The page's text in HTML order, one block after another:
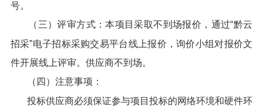
号。
（三）评审方式：本项目采取不到场报价，通过“黔云
招采”电子招标采购交易平台线上报价，询价小组对报价文
件开展线上评审。供应商不到场。
（四）注意事项：
投标供应商必须保证参与项目投标的网络环境和硬件环